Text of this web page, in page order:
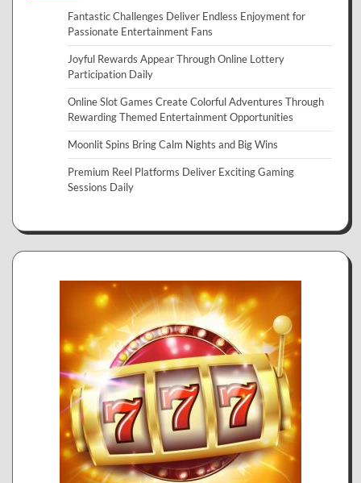
Fantastic Challenges Deliver Endless Enjoyment for
Passionate Entertainment Fans
Joyful Rewards Appear Through Online Lottery
Participation Daily
Online Slot Games Create Colorful Adventures Through
Rewarding Themed Entertainment Opportunities
Moonlit Spins Bring Calm Nights and Big Wins
Premium Reel Platforms Deliver Exciting Gaming
Sessions Daily